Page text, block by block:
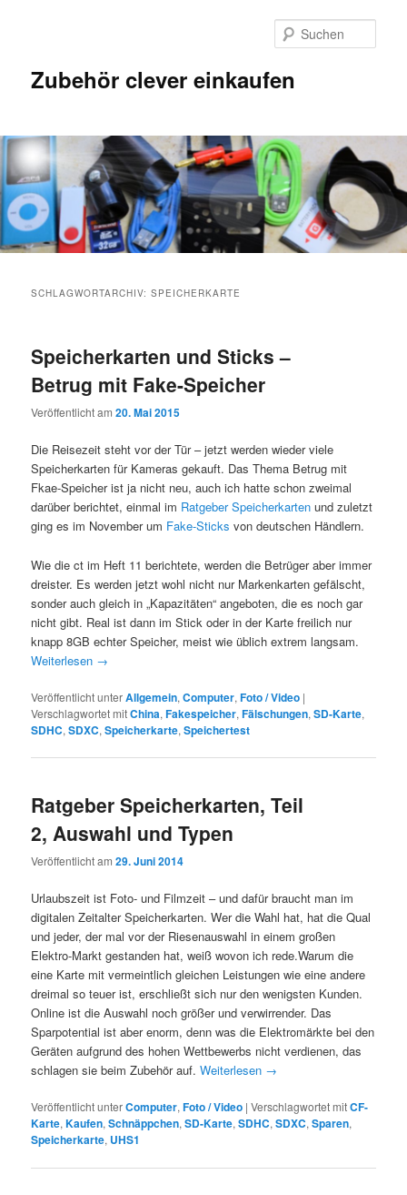
Zubehör clever einkaufen
SCHLAGWORTARCHIV:SPEICHERKARTE
Speicherkarten und Sticks –
Betrug mit Fake-Speicher
Veröffentlicht am20. Mai 2015
Die Reisezeit steht vor der Tür – jetzt werden wieder viele
Speicherkarten für Kameras gekauft. Das Thema Betrug mit
Fkae-Speicher ist ja nicht neu, auch ich hatte schon zweimal
darüber berichtet, einmal im Ratgeber Speicherkarten und zuletzt
ging es im November um Fake-Sticks von deutschen Händlern.
Wie die ct im Heft 11 berichtete, werden die Betrüger aber immer
dreister. Es werden jetzt wohl nicht nur Markenkarten gefälscht,
sonder auch gleich in „Kapazitäten“ angeboten, die es noch gar
nicht gibt. Real ist dann im Stick oder in der Karte freilich nur
knapp 8GB echter Speicher, meist wie üblich extrem langsam.
Weiterlesen →
Veröffentlicht unterAllgemein,Computer,Foto / Video |
Verschlagwortet mitChina,Fakespeicher,Fälschungen,SD-Karte,
SDHC,SDXC,Speicherkarte,Speichertest
Ratgeber Speicherkarten, Teil
2, Auswahl und Typen
Veröffentlicht am29. Juni 2014
Urlaubszeit ist Foto- und Filmzeit – und dafür braucht man im
digitalen Zeitalter Speicherkarten. Wer die Wahl hat, hat die Qual
und jeder, der mal vor der Riesenauswahl in einem großen
Elektro-Markt gestanden hat, weiß wovon ich rede.Warum die
eine Karte mit vermeintlich gleichen Leistungen wie eine andere
dreimal so teuer ist, erschließt sich nur den wenigsten Kunden.
Online ist die Auswahl noch größer und verwirrender. Das
Sparpotential ist aber enorm, denn was die Elektromärkte bei den
Geräten aufgrund des hohen Wettbewerbs nicht verdienen, das
schlagen sie beim Zubehör auf.Weiterlesen →
Veröffentlicht unterComputer,Foto / Video |Verschlagwortet mitCF-
Karte,Kaufen,Schnäppchen,SD-Karte,SDHC,SDXC,Sparen,
Speicherkarte, UHS1